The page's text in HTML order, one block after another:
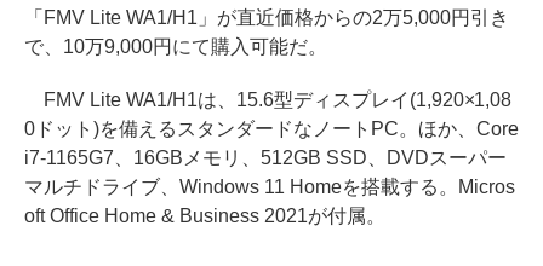
「FMV Lite WA1/H1」が直近価格からの2万5,000円引き
で、10万9,000円にて購入可能だ。
FMV Lite WA1/H1は、15.6型ディスプレイ(1,920×1,08
0ドット)を備えるスタンダードなノートPC。ほか、Core
i7-1165G7、16GBメモリ、512GB SSD、DVDスーパー
マルチドライブ、Windows 11 Homeを搭載する。Micros
oft Office Home & Business 2021が付属。